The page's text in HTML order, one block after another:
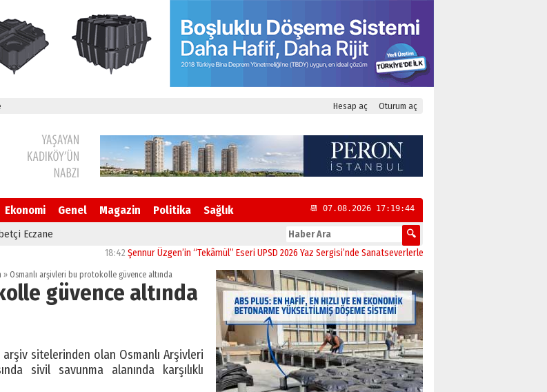
Hesap aç Oturum aç
Ekonomi Genel Magazin Politika Sağlık 📆 07.08.2026 17:19:45
Eczane
Şennur Üzgen’in “Tekâmül” Eseri UPSD 2026 Yaz Sergisi’nde Sanatseverlerle Buluştu
» Osmanlı arşivleri bu protokolle güvence altında
güvence altında
arşiv sitelerinden olan Osmanlı Arşivleri
sivil savunma alanında karşılıklı